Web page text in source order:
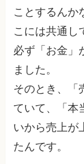
ことするんか
こには共通し
必ず「お金」
ました。
そのとき、「
ていて、「本
いから売上が
たんです。